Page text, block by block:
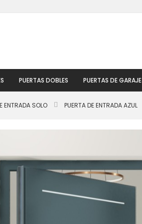
PUERTAS DOBLES PUERTAS DE GARAJE
ENTRADA SOLO PUERTA DE ENTRADA AZUL